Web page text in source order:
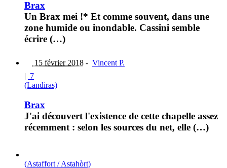
Brax
Un Brax mei !* Et comme souvent, dans une
zone humide ou inondable. Cassini semble
écrire (…)
15 février 2018 - Vincent P.
| 7
(Landiras)
Brax
J'ai découvert l'existence de cette chapelle assez
récemment : selon les sources du net, elle (…)
(Astaffort / Astahòrt)